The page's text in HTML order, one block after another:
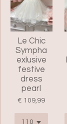
Le Chic
Sympha
exlusive
festive
dress
pearl
€ 109,99